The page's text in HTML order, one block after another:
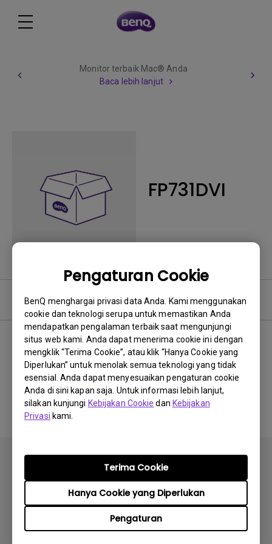
Pengaturan Cookie
BenQ menghargai privasi data Anda. Kami menggunakan
cookie dan teknologi serupa untuk memastikan Anda
mendapatkan pengalaman terbaik saat mengunjungi
situs web kami. Anda dapat menerima cookie ini dengan
mengklik “Terima Cookie”, atau klik “Hanya Cookie yang
Diperlukan” untuk menolak semua teknologi yang tidak
esensial. Anda dapat menyesuaikan pengaturan cookie
Anda di sini kapan saja. Untuk informasi lebih lanjut,
silakan kunjungi Kebijakan Cookie dan Kebijakan
Privasi kami.
Pengaturan
Hanya Cookie yang Diperlukan
Terima Cookie
Monitor terbaik Mac® Anda
Baca lebih lanjut
FP731DVI
Perangkat Lunak
Tidak ada perangkat lunak
&amp; driver terkait